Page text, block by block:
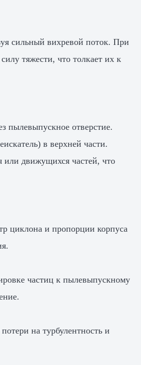
сильный вихревой поток. При
тяжести, что толкает их к
пылевыпускное отверстие.
в верхней части.
или движущихся частей, что
циклона и пропорции корпуса
частиц к пылевыпускному
на турбулентность и